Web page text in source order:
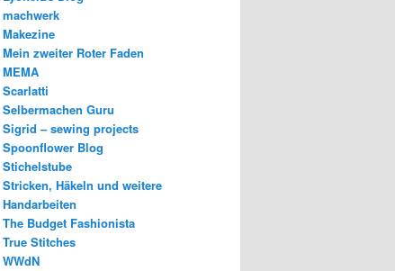
machwerk
Makezine
Mein zweiter Roter Faden
MEMA
Scarlatti
Selbermachen Guru
Sigrid – sewing projects
Spoonflower Blog
Stichelstube
Stricken, Häkeln und weitere
Handarbeiten
The Budget Fashionista
True Stitches
WWdN